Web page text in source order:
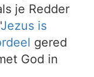
je Redder
Jezus is
gered
God in